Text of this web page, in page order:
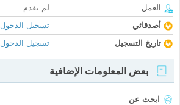
العمل
لم تقدم
أصدقائي
تسجيل الدخول
تاريخ التسجيل
تسجيل الدخول
بعض المعلومات الإضافية
ابحث عن